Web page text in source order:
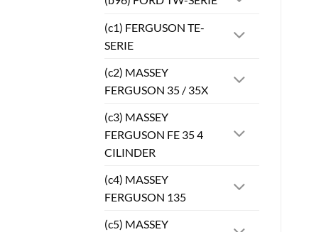
(c1) FERGUSON TE-
SERIE
(c2) MASSEY
FERGUSON 35 / 35X
(c3) MASSEY
FERGUSON FE 35 4
CILINDER
(c4) MASSEY
FERGUSON 135
(c5) MASSEY